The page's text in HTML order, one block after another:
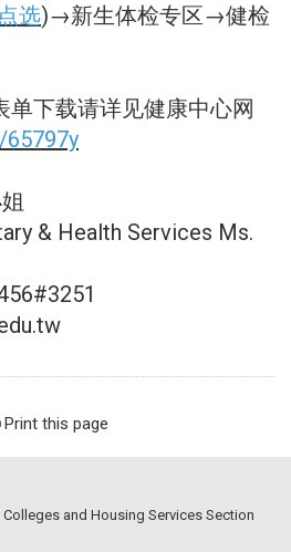
选)→新生体检专区→健检
下载请详见健康中心网
& Health Services Ms.
Print this page
and Housing Services Section